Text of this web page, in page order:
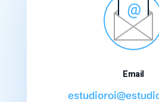
Email